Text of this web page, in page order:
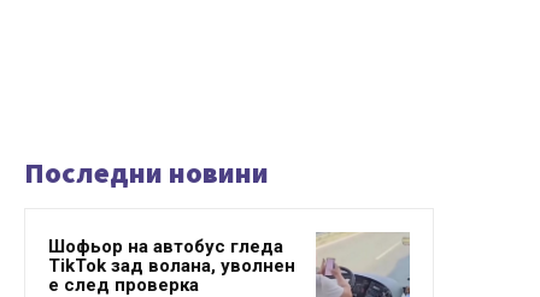
Последни новини
Шофьор на автобус гледа
TikTok зад волана, уволнен
е след проверка